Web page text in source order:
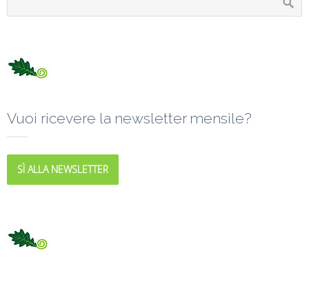
Vuoi ricevere la newsletter mensile?
SÌ ALLA NEWSLETTER